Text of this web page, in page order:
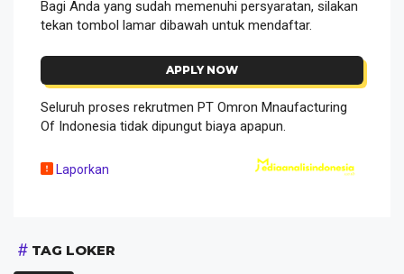
Bagi Anda yang sudah memenuhi persyaratan, silakan
tekan tombol lamar dibawah untuk mendaftar.
APPLY NOW
Seluruh proses rekrutmen PT Omron Mnaufacturing
Of Indonesia tidak dipungut biaya apapun.
Laporkan
TAG LOKER